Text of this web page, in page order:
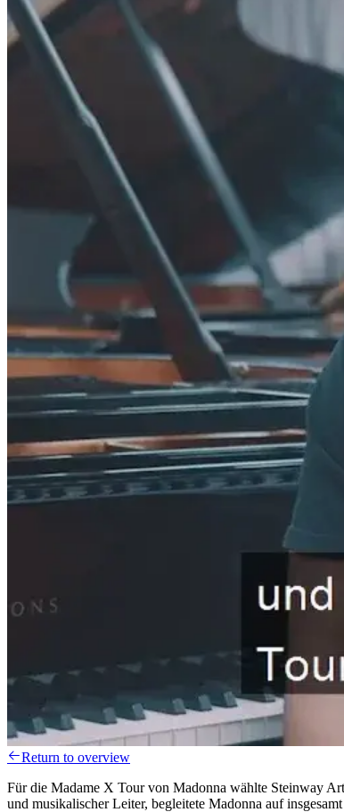
Return to overview
Für die Madame X Tour von Madonna wählte Steinway
und musikalischer Leiter, begleitete Madonna auf